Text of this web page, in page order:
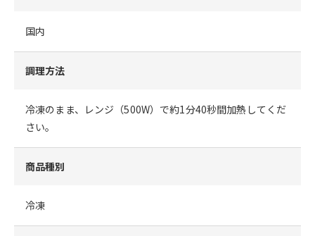
国内
調理方法
冷凍のまま、レンジ（500W）で約1分40秒間加熱してくだ
さい。
商品種別
冷凍